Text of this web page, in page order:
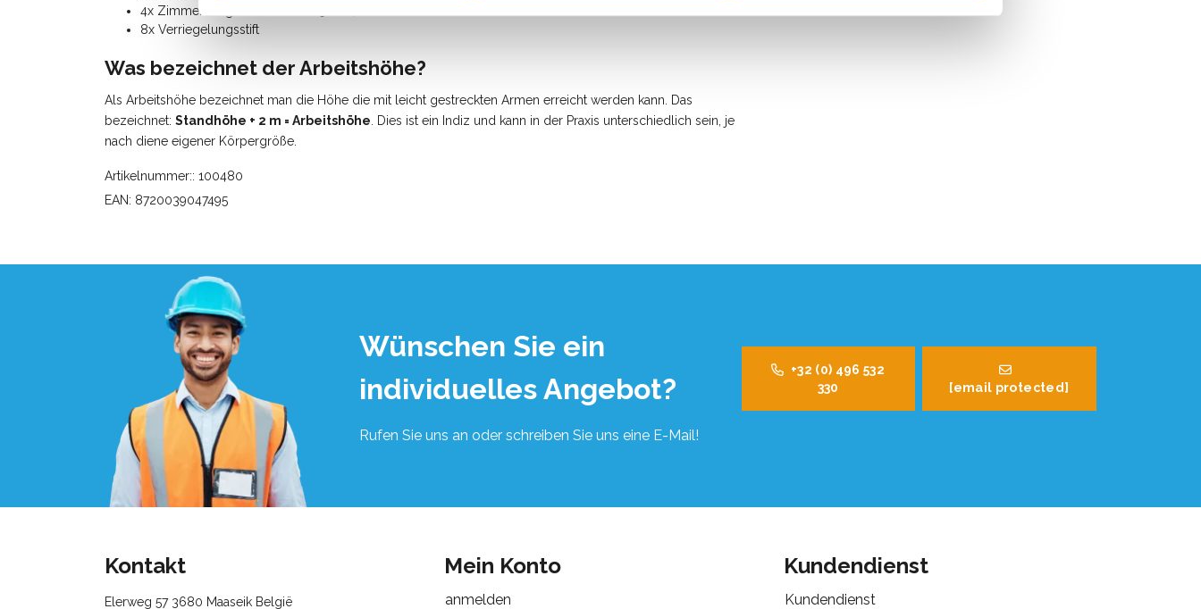
4x Zimmerfahrgerüst Rollen 125 mm, Gummi
8x Verriegelungsstift
Was bezeichnet der Arbeitshöhe?
Als Arbeitshöhe bezeichnet man die Höhe die mit leicht gestreckten Armen erreicht werden kann. Das
bezeichnet: Standhöhe + 2 m = Arbeitshöhe . Dies ist ein Indiz und kann in der Praxis unterschiedlich sein, je
nach diene eigener Körpergröße.
Artikelnummer:: 100480
EAN: 8720039047495
Wünschen Sie ein
individuelles Angebot?
Rufen Sie uns an oder schreiben Sie uns eine E-Mail!
+32 (0) 496 532
330
[email protected]
Kontakt
Elerweg 57 3680 Maaseik België
Mein Konto
anmelden
Kundendienst
Kundendienst